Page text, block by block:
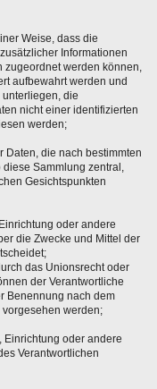
Weise, dass die
Informationen
zugeordnet werden können,
aufbewahrt werden und
die
nicht einer identifizierten
werden;
Daten, die nach bestimmten
Sammlung zentral,
Gesichtspunkten
oder andere
die Zwecke und Mittel der
das Unionsrecht oder
der Verantwortliche
Benennung nach dem
werden;
Einrichtung oder andere
Verantwortlichen